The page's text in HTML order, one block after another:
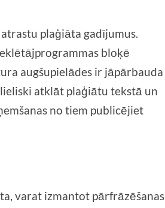
plaģiāta gadījumus.
bloķē
augšupielādes ir jāpārbauda
atklāt plaģiātu tekstā un
no tiem publicējiet
varat izmantot pārfrāzēšanas